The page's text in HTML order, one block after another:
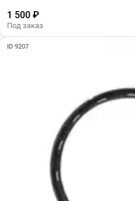
1 500 ₽
Под заказ
ID 9207